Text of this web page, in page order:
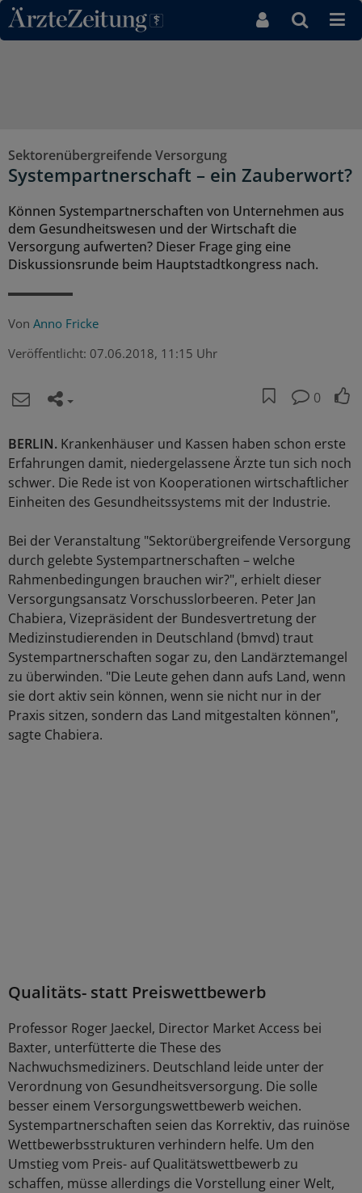
Direkt zum Inhaltsbereich
Sektorenübergreifende Versorgung
Systempartnerschaft – ein Zauberwort?
Können Systempartnerschaften von Unternehmen aus
dem Gesundheitswesen und der Wirtschaft die
Versorgung aufwerten? Dieser Frage ging eine
Diskussionsrunde beim Hauptstadtkongress nach.
Von Anno Fricke
Veröffentlicht: 07.06.2018, 11:15 Uhr
0
BERLIN. Krankenhäuser und Kassen haben schon erste
Erfahrungen damit, niedergelassene Ärzte tun sich noch
schwer. Die Rede ist von Kooperationen wirtschaftlicher
Einheiten des Gesundheitssystems mit der Industrie.
Bei der Veranstaltung "Sektorübergreifende Versorgung
durch gelebte Systempartnerschaften – welche
Rahmenbedingungen brauchen wir?", erhielt dieser
Versorgungsansatz Vorschusslorbeeren. Peter Jan
Chabiera, Vizepräsident der Bundesvertretung der
Medizinstudierenden in Deutschland (bmvd) traut
Systempartnerschaften sogar zu, den Landärztemangel
zu überwinden. "Die Leute gehen dann aufs Land, wenn
sie dort aktiv sein können, wenn sie nicht nur in der
Praxis sitzen, sondern das Land mitgestalten können",
sagte Chabiera.
Qualitäts- statt Preiswettbewerb
Professor Roger Jaeckel, Director Market Access bei
Baxter, unterfütterte die These des
Nachwuchsmediziners. Deutschland leide unter der
Verordnung von Gesundheitsversorgung. Die solle
besser einem Versorgungswettbewerb weichen.
Systempartnerschaften seien das Korrektiv, das ruinöse
Wettbewerbsstrukturen verhindern helfe. Um den
Umstieg vom Preis- auf Qualitätswettbewerb zu
schaffen, müsse allerdings die Vorstellung einer Welt,